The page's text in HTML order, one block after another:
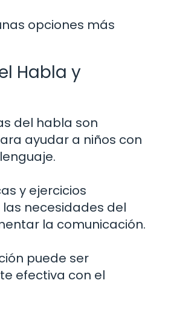
opciones más
Habla y
del habla son
ayudar a niños con
y ejercicios
necesidades del
la comunicación.
puede ser
efectiva con el